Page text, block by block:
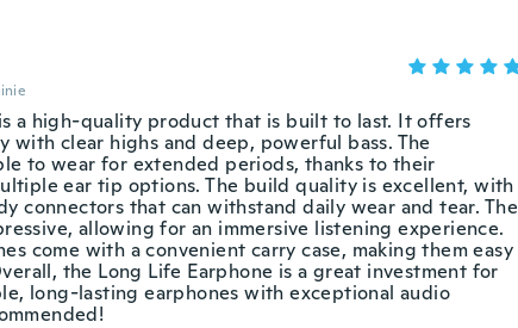
a high-quality product that is built to last. It offers
with clear highs and deep, powerful bass. The
to wear for extended periods, thanks to their
ear tip options. The build quality is excellent, with
connectors that can withstand daily wear and tear. The
allowing for an immersive listening experience.
come with a convenient carry case, making them easy
the Long Life Earphone is a great investment for
long-lasting earphones with exceptional audio